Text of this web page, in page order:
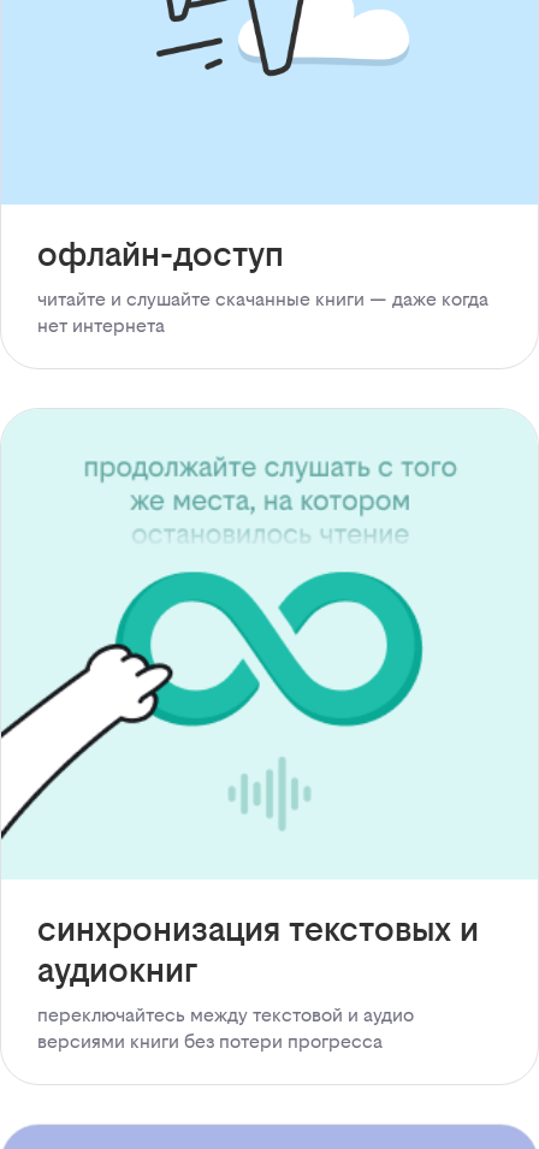
офлайн-доступ
читайте и слушайте скачанные книги — даже когда
нет интернета
синхронизация текстовых и
аудиокниг
переключайтесь между текстовой и аудио
версиями книги без потери прогресса